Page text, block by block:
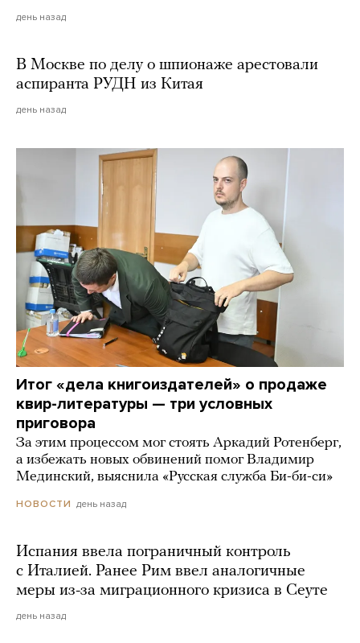
день назад
В Москве по делу о шпионаже арестовали
аспиранта РУДН из Китая
день назад
Итог «дела книгоиздателей» о продаже
квир-литературы — три условных
приговора
За этим процессом мог стоять Аркадий Ротенберг,
а избежать новых обвинений помог Владимир
Мединский, выяснила «Русская служба Би-би-си»
НОВОСТИ день назад
Испания ввела пограничный контроль
с Италией. Ранее Рим ввел аналогичные
меры из-за миграционного кризиса в Сеуте
день назад